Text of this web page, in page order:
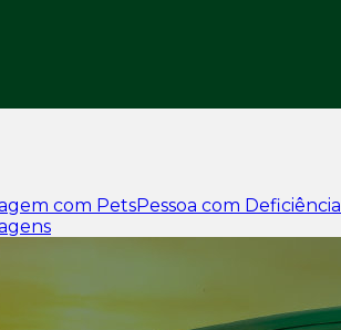
com PetsPessoa com Deficiência